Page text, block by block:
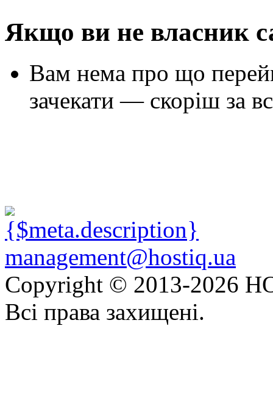
Якщо ви не власник
Вам нема про що
зачекати — скоріш за
management@hostiq.ua
Copyright © 2013-2026
Всі права захищені.